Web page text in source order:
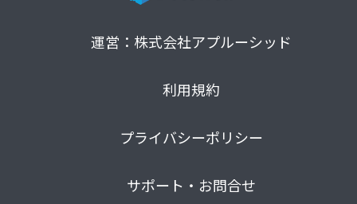
運営：株式会社アプルーシッド
利用規約
プライバシーポリシー
サポート・お問合せ